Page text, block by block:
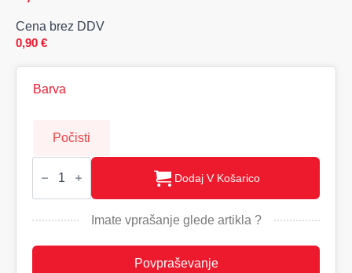
Cena brez DDV
0,90 €
Barva
Počisti
BARRY
Odpirač
steklenice
Dodaj V Košarico
Imate vprašanje glede artikla ?
Povpraševanje